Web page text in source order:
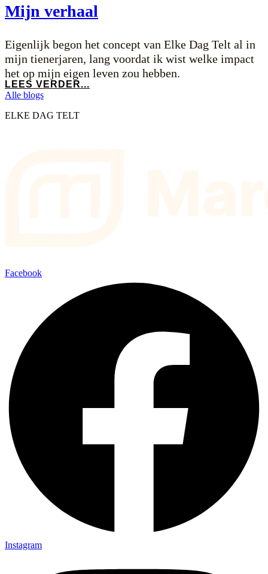
Mijn verhaal
Eigenlijk begon het concept van Elke Dag Telt al in
mijn tienerjaren, lang voordat ik wist welke impact
het op mijn eigen leven zou hebben.
LEES VERDER...
Alle blogs
ELKE DAG TELT
Facebook
Instagram